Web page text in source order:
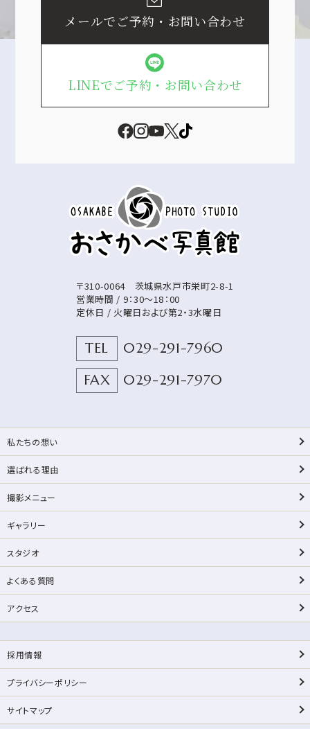
メールでご予約・お問い合わせ
LINEでご予約・お問い合わせ
〒310-0064 茨城県水戸市栄町2-8-1
営業時間 / 9：30～18：00
定休日 / 火曜日および第2・3水曜日
TEL
029-291-7960
FAX
029-291-7970
私たちの想い
選ばれる理由
撮影メニュー
ギャラリー
スタジオ
よくある質問
アクセス
採用情報
プライバシーポリシー
サイトマップ